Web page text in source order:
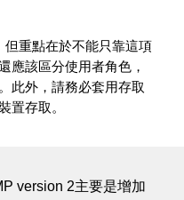
重點在於不能只靠這項
應該區分使用者角色，
此外，請務必套用存取
置存取。
version 2主要是增加